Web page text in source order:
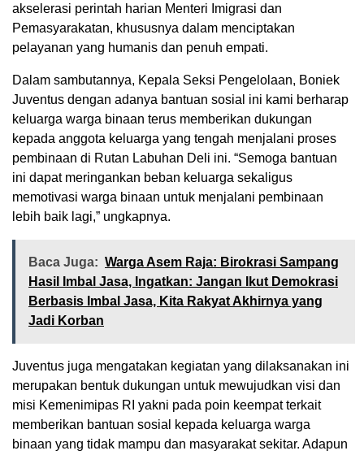
akselerasi perintah harian Menteri Imigrasi dan
Pemasyarakatan, khususnya dalam menciptakan
pelayanan yang humanis dan penuh empati.
Dalam sambutannya, Kepala Seksi Pengelolaan, Boniek
Juventus dengan adanya bantuan sosial ini kami berharap
keluarga warga binaan terus memberikan dukungan
kepada anggota keluarga yang tengah menjalani proses
pembinaan di Rutan Labuhan Deli ini. “Semoga bantuan
ini dapat meringankan beban keluarga sekaligus
memotivasi warga binaan untuk menjalani pembinaan
lebih baik lagi,” ungkapnya.
Baca Juga: Warga Asem Raja: Birokrasi Sampang
Hasil Imbal Jasa, Ingatkan: Jangan Ikut Demokrasi
Berbasis Imbal Jasa, Kita Rakyat Akhirnya yang
Jadi Korban
Juventus juga mengatakan kegiatan yang dilaksanakan ini
merupakan bentuk dukungan untuk mewujudkan visi dan
misi Kemenimipas RI yakni pada poin keempat terkait
memberikan bantuan sosial kepada keluarga warga
binaan yang tidak mampu dan masyarakat sekitar. Adapun